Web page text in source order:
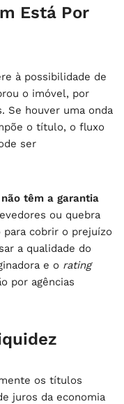
Está Por
à possibilidade de
o imóvel, por
Se houver uma onda
o título, o fluxo
ser
não têm a garantia
ou quebra
para cobrir o prejuízo
a qualidade do
e o rating
por agências
os títulos
juros da economia